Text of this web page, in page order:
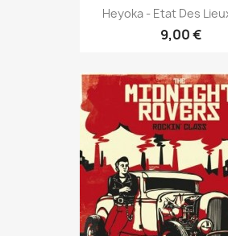
Heyoka - Etat Des
9,00 €